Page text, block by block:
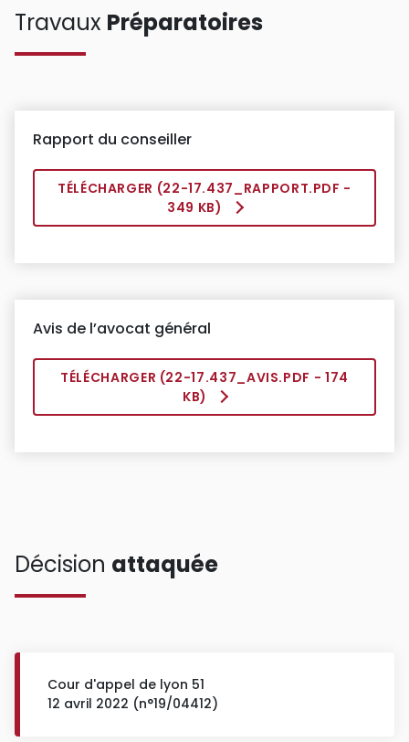
Travaux Préparatoires
Rapport du conseiller
TÉLÉCHARGER (22-17.437_RAPPORT.PDF -
349 KB)
Avis de l’avocat général
TÉLÉCHARGER (22-17.437_AVIS.PDF - 174
KB)
Décision attaquée
Cour d'appel de lyon 51
12 avril 2022 (n°19/04412)